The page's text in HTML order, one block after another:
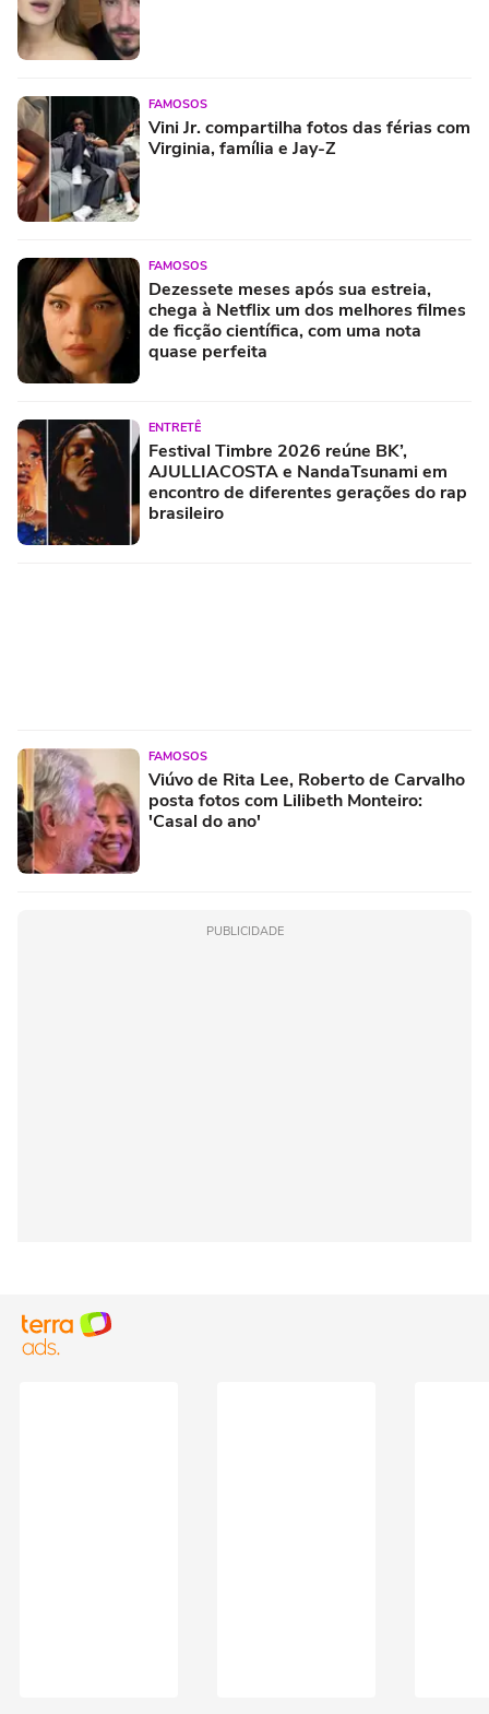
FAMOSOS
Vini Jr. compartilha fotos das férias com
Virginia, família e Jay-Z
FAMOSOS
Dezessete meses após sua estreia,
chega à Netflix um dos melhores filmes
de ficção científica, com uma nota
quase perfeita
ENTRETÊ
Festival Timbre 2026 reúne BK’,
AJULLIACOSTA e NandaTsunami em
encontro de diferentes gerações do rap
brasileiro
FAMOSOS
Viúvo de Rita Lee, Roberto de Carvalho
posta fotos com Lilibeth Monteiro:
'Casal do ano'
PUBLICIDADE